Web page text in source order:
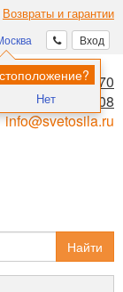
Возвраты и гарантии
Вход
Нет
8 (495) 970-00-70
8 (800) 700-11-08
info@svetosila.ru
Найти